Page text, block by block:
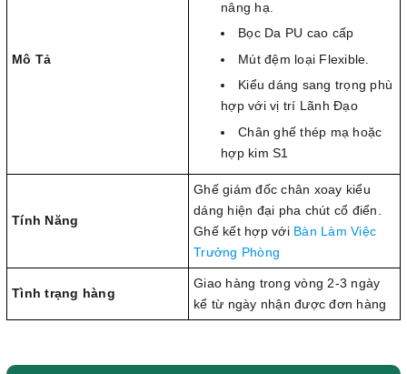
Mô Tả
nâng hạ.
Bọc Da PU cao cấp
Mút đệm loại Flexible.
Kiểu dáng sang trọng phù
hợp với vị trí Lãnh Đạo
Chân ghế thép mạ hoặc
hợp kim S1
Tính Năng
Ghế giám đốc chân xoay kiểu
dáng hiện đại pha chút cổ điển.
Ghế kết hợp với Bàn Làm Việc
Trưởng Phòng
Tình trạng hàng
Giao hàng trong vòng 2-3 ngày
kể từ ngày nhận được đơn hàng